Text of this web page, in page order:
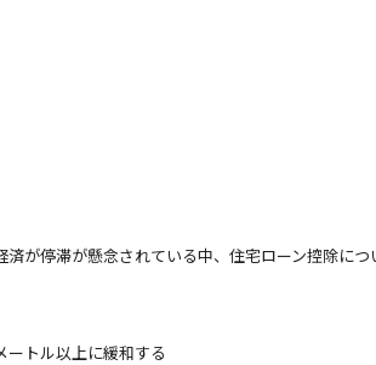
が停滞が懸念されている中、住宅ローン控除につ
トル以上に緩和する